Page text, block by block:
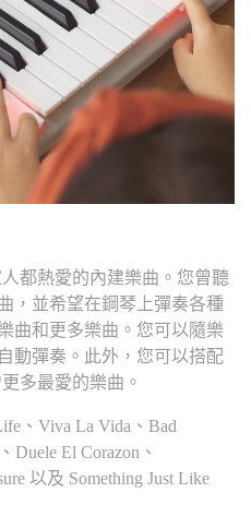
都熱愛的內建樂曲。您曾聽
，並希望在鋼琴上彈奏各種
曲和更多樂曲。您可以隨樂
動彈奏。此外，您可以搭配
多最愛的樂曲。
、Viva La Vida、Bad
Duele El Corazon、
以及 Something Just Like